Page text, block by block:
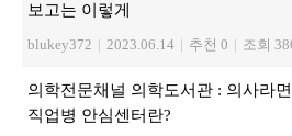
보고는 이렇게
blukey372 | 2023.06.14 | 추천 0 | 조회
의학전문채널 의학도서관 : 의사라
직업병 안심센터란?